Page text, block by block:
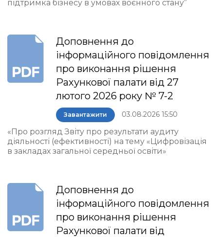
підтримка бізнесу в умовах воєнного стану”
Доповнення до
інформаційного повідомлення
про виконання рішення
Рахункової палати від 27
лютого 2026 року № 7-2
Завантажити 03.08.2026 15:50
«Про розгляд Звіту про результати аудиту
діяльності (ефективності) на тему «Цифровізація
в закладах загальної середньої освіти»
Доповнення до
інформаційного повідомлення
про виконання рішення
Рахункової палати від